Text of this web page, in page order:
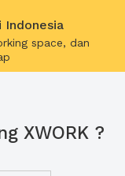
space, dan
XWORK ?